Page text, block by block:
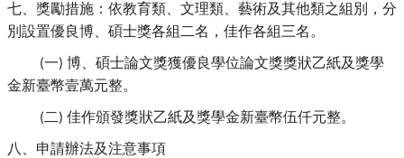
七、獎勵措施：依教育類、文理類、藝術及其他類之組別， 分
別設置優良博、碩士獎各組二名，佳作各組三名。
(一) 博、 碩士論文獎獲優良學位論文獎獎狀乙紙及獎學
金新臺幣壹萬元整。
(二) 佳作頒發獎狀乙紙及獎學金新臺幣伍仟元整。
八、申請辦法及注意事項